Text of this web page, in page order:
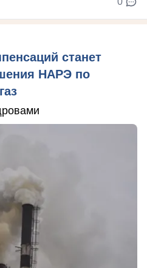
станет
НАРЭ по